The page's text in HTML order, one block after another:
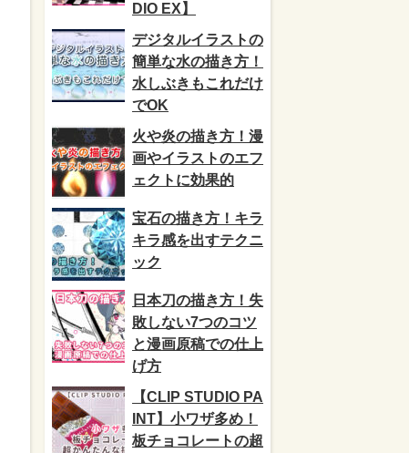
DIO EX】
デジタルイラストの
簡単な水の描き方！
水しぶきもこれだけ
でOK
火や炎の描き方！漫
画やイラストのエフ
ェクトに効果的
宝石の描き方！キラ
キラ感を出すテクニ
ック
日本刀の描き方！失
敗しない7つのコツ
と漫画原稿での仕上
げ方
【CLIP STUDIO PA
INT】小ワザ多め！
板チョコレートの超